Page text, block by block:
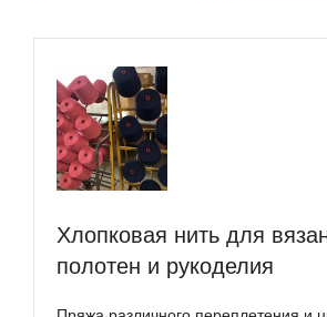
Хлопковая нить для
полотен и рукоделия